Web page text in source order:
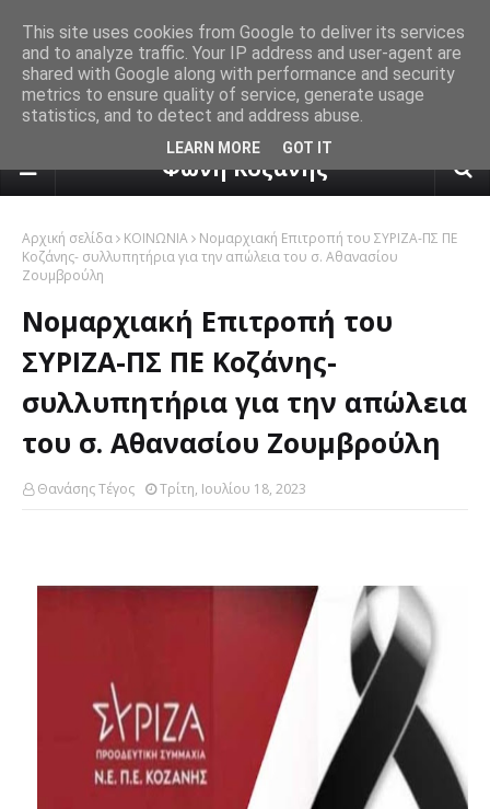
πρόγνωση καιρού από το
Φωνή Κοζάνης
Αρχική σελίδα ΚΟΙΝΩΝΙΑ
Νομαρχιακή Επιτροπή του ΣΥΡΙΖΑ-ΠΣ ΠΕ
Κοζάνης- συλλυπητήρια για την απώλεια του σ. Αθανασίου
Ζουμβρούλη
Νομαρχιακή Επιτροπή του
ΣΥΡΙΖΑ-ΠΣ ΠΕ Κοζάνης-
συλλυπητήρια για την απώλεια
του σ. Αθανασίου Ζουμβρούλη
Θανάσης Τέγος Τρίτη, Ιουλίου 18, 2023
This site uses cookies from Google to deliver its services
and to analyze traffic. Your IP address and user-agent are
shared with Google along with performance and security
metrics to ensure quality of service, generate usage
statistics, and to detect and address abuse.
LEARN MORE GOT IT